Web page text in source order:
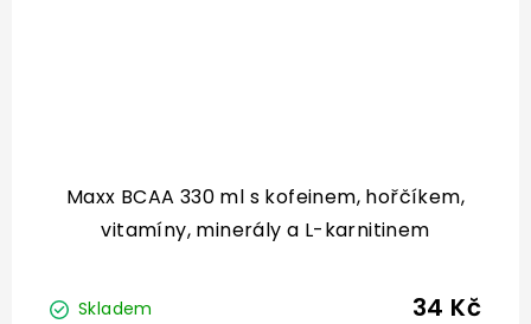
Maxx BCAA 330 ml s kofeinem, hořčíkem,
vitamíny, minerály a L-karnitinem
Skladem 34 Kč